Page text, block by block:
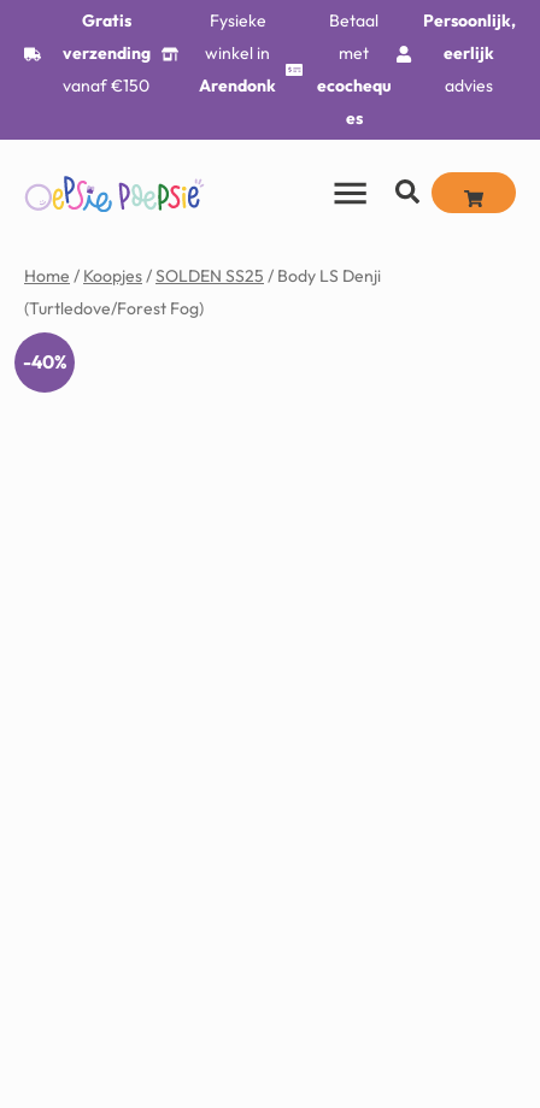
Gratis
verzending
vanaf €150
Fysieke
winkel in
Arendonk
Betaal
met
ecochequ
es
Persoonlijk,
eerlijk
advies
Home / Koopjes/SOLDEN SS25 / Body LS Denji
(Turtledove/Forest Fog)
-40%